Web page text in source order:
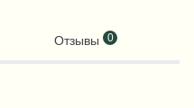
Отзывы 0